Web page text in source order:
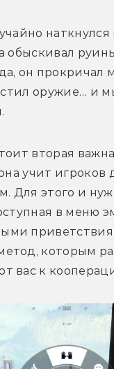
обыскивал
он прокричал
оружие… и
вторая
учит игроков
Для этого и
в меню
которым
вас к